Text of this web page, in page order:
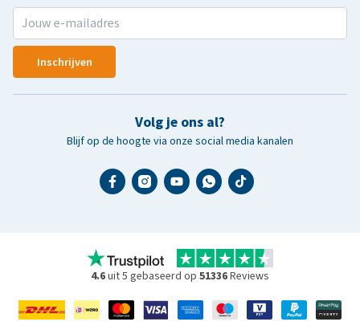
Inschrijven
Volg je ons al?
Blijf op de hoogte via onze social media kanalen
4.6uit 5 gebaseerd op 51336Reviews